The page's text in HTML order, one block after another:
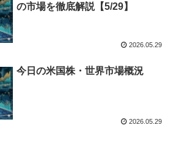
の市場を徹底解説【5/29】
2026.05.29
今日の米国株・世界市場概況
2026.05.29